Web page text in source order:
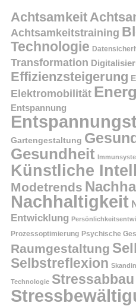
Achtsamkeit
Achtsamkeitstraining
Technologie
Transformation
Effizienzsteigerung
Elektromobilität
Entspannung
Gartengestaltung
Gesundheit
Künstliche
Modetrends
Nachhaltigkeit
Entwicklung
Prozessoptimierung Psychische
Raumgestaltung
Selbstreflexion
Technologie Stressabbau